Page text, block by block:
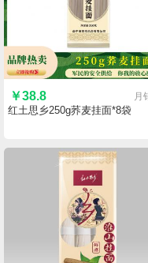
红土思乡250g荞麦挂面*8袋
￥38.8 月